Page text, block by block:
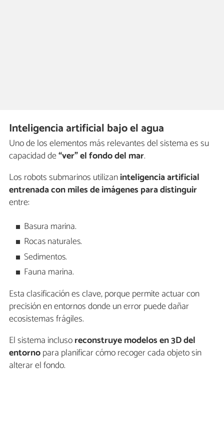
Inteligencia artificial bajo el agua
Uno de los elementos más relevantes del sistema es su
capacidad de“ver” el fondo del mar.
Los robots submarinos utilizaninteligencia artificial
entrenada con miles de imágenes para distinguir
entre:
Basura marina.
Rocas naturales.
Sedimentos.
Fauna marina.
Esta clasificación es clave, porque permite actuar con
precisión en entornos donde un error puede dañar
ecosistemas frágiles.
El sistema inclusoreconstruye modelos en 3D del
entornopara planificar cómo recoger cada objeto sin
alterar el fondo.